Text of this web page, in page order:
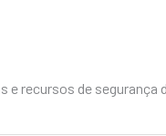
recursos de segurança